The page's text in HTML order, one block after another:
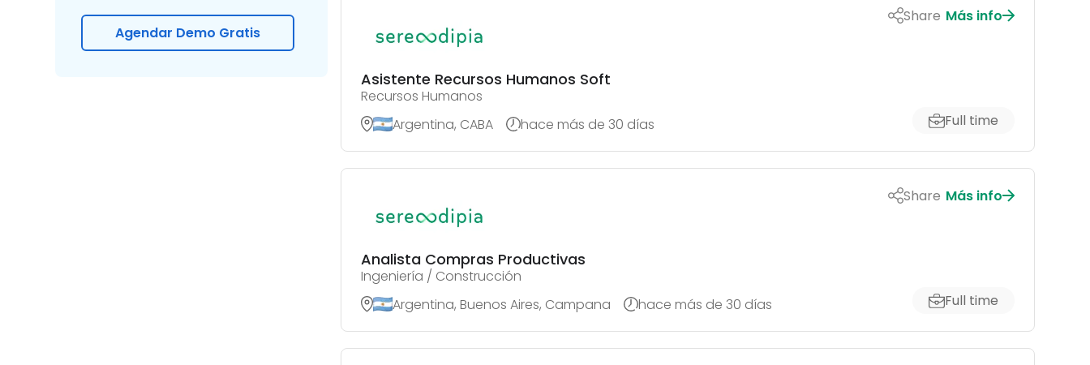
Agendar Demo Gratis
Asistente Recursos Humanos Soft
Recursos Humanos
Argentina, CABA
hace más de 30 días
Share Más info
Full time
Analista Compras Productivas
Ingeniería / Construcción
Argentina, Buenos Aires, Campana
hace más de 30 días
Share Más info
Full time